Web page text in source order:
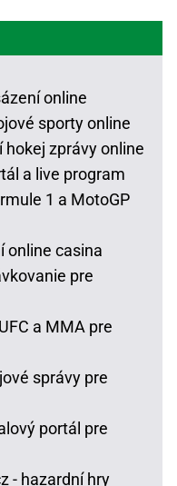
online
sporty online
hokej zprávy online
a live program
1 a MotoGP
online casina
pre
a MMA pre
správy pre
portál pre
- hazardní hry